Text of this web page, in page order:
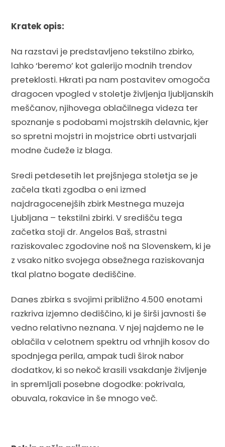
Kratek opis:
Na razstavi je predstavljeno tekstilno zbirko,
lahko ‘beremo’ kot galerijo modnih trendov
preteklosti. Hkrati pa nam postavitev omogoča
dragocen vpogled v stoletje življenja ljubljanskih
meščanov, njihovega oblačilnega videza ter
spoznanje s podobami mojstrskih delavnic, kjer
so spretni mojstri in mojstrice obrti ustvarjali
modne čudeže iz blaga.
Sredi petdesetih let prejšnjega stoletja se je
začela tkati zgodba o eni izmed
najdragocenejših zbirk Mestnega muzeja
Ljubljana – tekstilni zbirki. V središču tega
začetka stoji dr. Angelos Baš, strastni
raziskovalec zgodovine noš na Slovenskem, ki je
z vsako nitko svojega obsežnega raziskovanja
tkal platno bogate dediščine.
Danes zbirka s svojimi približno 4.500 enotami
razkriva izjemno dediščino, ki je širši javnosti še
vedno relativno neznana. V njej najdemo ne le
oblačila v celotnem spektru od vrhnjih kosov do
spodnjega perila, ampak tudi širok nabor
dodatkov, ki so nekoč krasili vsakdanje življenje
in spremljali posebne dogodke: pokrivala,
obuvala, rokavice in še mnogo več.